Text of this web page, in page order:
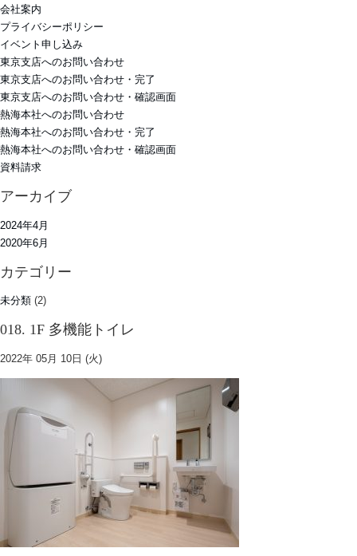
会社案内
プライバシーポリシー
イベント申し込み
東京支店へのお問い合わせ
東京支店へのお問い合わせ・完了
東京支店へのお問い合わせ・確認画面
熱海本社へのお問い合わせ
熱海本社へのお問い合わせ・完了
熱海本社へのお問い合わせ・確認画面
資料請求
アーカイブ
2024年4月
2020年6月
カテゴリー
未分類 (2)
018. 1F 多機能トイレ
2022年 05月 10日 (火)